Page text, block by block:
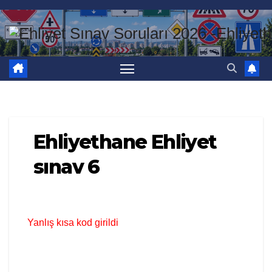
Skip
to
content
Ehliyethane Ehliyet
sınav 6
Yanlış kısa kod girildi